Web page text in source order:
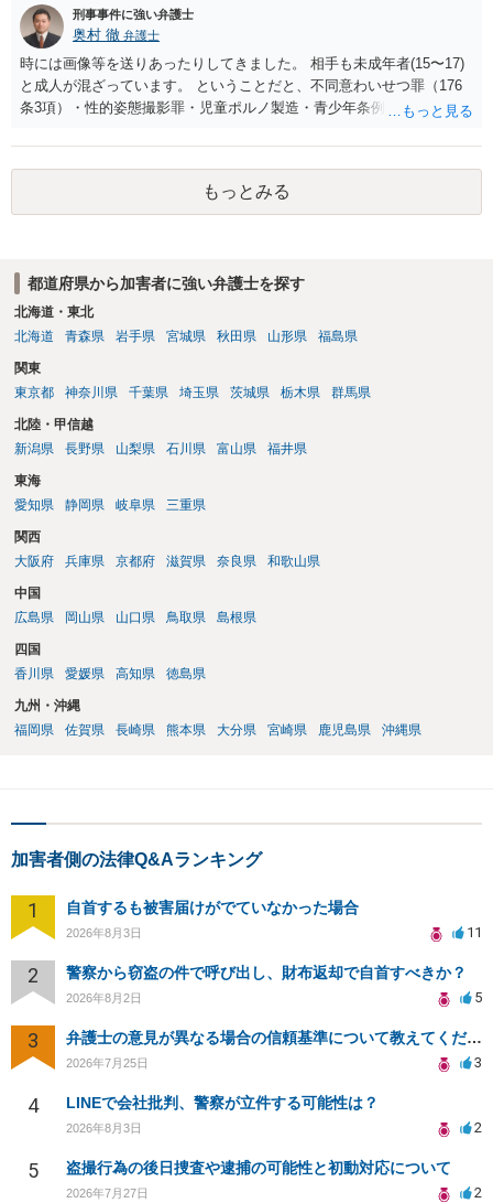
刑事事件に強い弁護士
奥村 徹 弁護士
時には画像等を送りあったりしてきました。 相手も未成年者(15〜17)
と成人が混ざっています。 ということだと、不同意わいせつ罪（176
条3項）・性的姿態撮影罪・児童ポルノ製造・青少年条例違反（わいせ
で、警察にバレれば、それなりの捜査を受けるでしょう。
もっとみる
都道府県から加害者に強い弁護士を探す
北海道・東北
北海道
青森県 岩手県 宮城県 秋田県 山形県 福島県
関東
東京都
神奈川県 千葉県 埼玉県 茨城県 栃木県 群馬県
北陸・甲信越
新潟県
長野県 山梨県 石川県 富山県 福井県
東海
愛知県
静岡県 岐阜県 三重県
関西
大阪府
兵庫県 京都府 滋賀県 奈良県 和歌山県
中国
広島県
岡山県 山口県 鳥取県 島根県
四国
香川県
愛媛県 高知県 徳島県
九州・沖縄
福岡県
佐賀県 長崎県 熊本県 大分県 宮崎県 鹿児島県 沖縄県
加害者側の法律Q&Aランキング
1 自首するも被害届けがでていなかった場合
2026年8月3日 11
2 警察から窃盗の件で呼び出し、財布返却で自首すべきか？
2026年8月2日 5
3 弁護士の意見が異なる場合の信頼基準について教えてください
2026年7月25日 3
4 LINEで会社批判、警察が立件する可能性は？
2026年8月3日 2
5 盗撮行為の後日捜査や逮捕の可能性と初動対応について
2026年7月27日 2